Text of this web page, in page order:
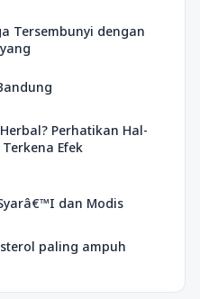
Tersembunyi dengan
Perhatikan Hal-
Efek
dan Modis
paling ampuh